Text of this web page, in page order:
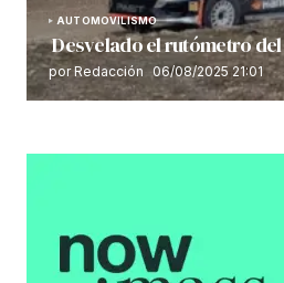
AUTOMOVILISMO
Desvelado el rutómetro del
por Redacción 06/08/2025 21:01